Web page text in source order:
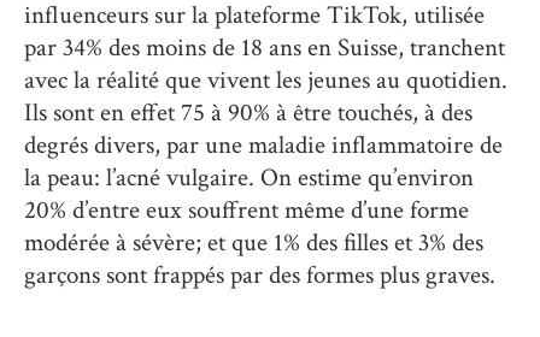
influenceurs sur la plateforme TikTok, utilisée
par 34% des moins de 18 ans en Suisse, tranchent
avec la réalité que vivent les jeunes au quotidien.
Ils sont en effet 75 à 90% à être touchés, à des
degrés divers, par une maladie inflammatoire de
la peau: l’acné vulgaire. On estime qu’environ
20% d’entre eux souffrent même d’une forme
modérée à sévère; et que 1% des filles et 3% des
garçons sont frappés par des formes plus graves.